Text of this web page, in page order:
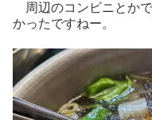
周辺のコンビニとか
かったですねー。